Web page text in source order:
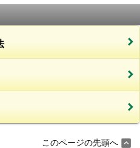
このページの先頭へ